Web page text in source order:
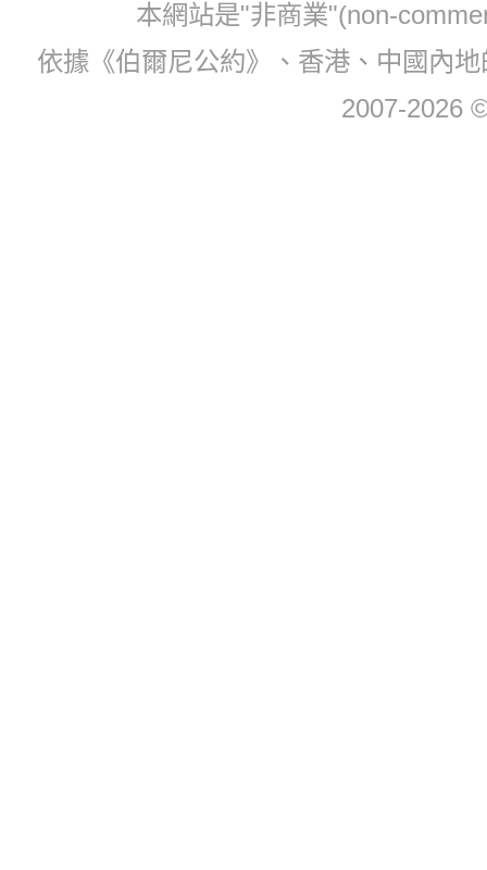
本網站是"非商業"(non-
依據《伯爾尼公約》、香港、中國內
2007-2026